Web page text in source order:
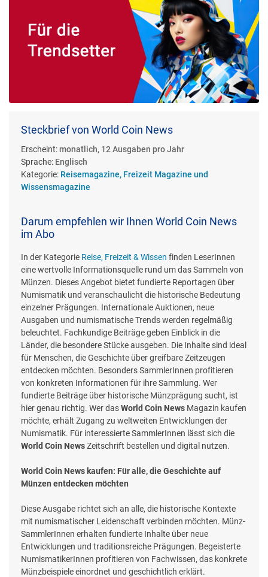
Steckbrief von World Coin News
Erscheint: monatlich, 12 Ausgaben pro Jahr
Sprache: Englisch
Kategorie: Reisemagazine, Freizeit Magazine und
Wissensmagazine
Darum empfehlen wir Ihnen World Coin News
im Abo
In der Kategorie Reise, Freizeit & Wissen finden LeserInnen
eine wertvolle Informationsquelle rund um das Sammeln von
Münzen. Dieses Angebot bietet fundierte Reportagen über
Numismatik und veranschaulicht die historische Bedeutung
einzelner Prägungen. Internationale Auktionen, neue
Ausgaben und numismatische Trends werden regelmäßig
beleuchtet. Fachkundige Beiträge geben Einblick in die
Länder, die besondere Stücke ausgeben. Die Inhalte sind ideal
für Menschen, die Geschichte über greifbare Zeitzeugen
entdecken möchten. Besonders SammlerInnen profitieren
von konkreten Informationen für ihre Sammlung. Wer
fundierte Beiträge über historische Münzprägung sucht, ist
hier genau richtig. Wer dasWorld Coin News Magazin kaufen
möchte, erhält Zugang zu weltweiten Entwicklungen der
Numismatik. Für interessierte SammlerInnen lässt sich die
World Coin NewsZeitschrift bestellen und digital nutzen.
World Coin News kaufen: Für alle, die Geschichte auf
Münzen entdecken möchten
Diese Ausgabe richtet sich an alle, die historische Kontexte
mit numismatischer Leidenschaft verbinden möchten. Münz-
SammlerInnen erhalten fundierte Inhalte über neue
Entwicklungen und traditionsreiche Prägungen. Begeisterte
NumismatikerInnen profitieren von Fachwissen, das konkrete
Münzbeispiele einordnet und geschichtlich erklärt.